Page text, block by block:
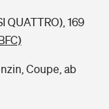
QUATTRO), 169
Coupe, ab